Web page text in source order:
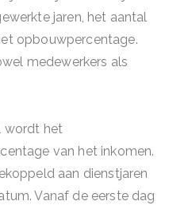
jaren, het aantal
opbouwpercentage.
medewerkers als
wordt het
van het inkomen.
aan dienstjaren
Vanaf de eerste dag